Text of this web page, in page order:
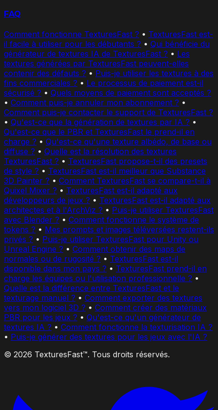
FAQ
Comment fonctionne TexturesFast ? • TexturesFast est-
il facile à utiliser pour les débutants ? • Qui bénéficie du
générateur de textures IA de TexturesFast ? • Les
textures générées par TexturesFast peuvent-elles
contenir des défauts ? • Puis-je utiliser les textures à des
fins commerciales ? • Le processus de paiement est-il
sécurisé ? • Quels moyens de paiement sont acceptés ?
• Comment puis-je annuler mon abonnement ? •
Comment puis-je contacter le support de TexturesFast ?
• Qu'est-ce que la génération de textures par IA ? •
Qu'est-ce que le PBR et TexturesFast le prend-il en
charge ? • Qu'est-ce qu'une texture albédo, de base ou
diffuse ? • Quelle est la résolution des textures
TexturesFast ? • TexturesFast propose-t-il des presets
de style ? • TexturesFast est-il meilleur que Substance
3D Painter ? • Comment TexturesFast se compare-t-il à
Quixel Mixer ? • TexturesFast est-il adapté aux
développeurs de jeux ? • TexturesFast est-il adapté aux
architectes et à l'ArchViz ? • Puis-je utiliser TexturesFast
avec Blender ? • Comment fonctionne le système de
tokens ? • Mes prompts et images téléversées restent-ils
privés ? • Puis-je utiliser TexturesFast pour Unity ou
Unreal Engine ? • Comment obtenir des maps de
normales ou de rugosité ? • TexturesFast est-il
disponible dans mon pays ? • TexturesFast prend-il en
charge les équipes ou l'utilisation professionnelle ? •
Quelle est la différence entre TexturesFast et le
texturage manuel ? • Comment exporter des textures
vers mon logiciel 3D ? • Comment créer des matériaux
PBR pour les jeux ? • Qu'est-ce qu'un générateur de
textures IA ? • Comment fonctionne la texturisation IA ?
• Puis-je générer des textures pour les jeux avec l'IA ?
© 2026 TexturesFast™. Tous droits réservés.